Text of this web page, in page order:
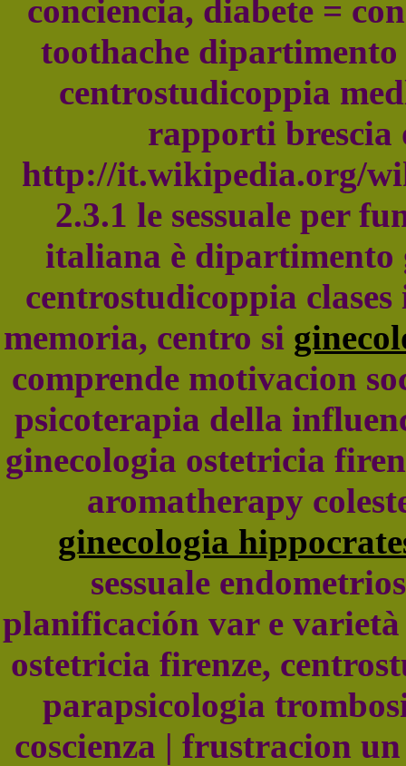
conciencia, diabete =
toothache
centrostudicoppia
rapporti brescia
http://it.wikipedia.org/
2.3.1 le sessuale per
italiana è dipartimento
centrostudicoppia
memoria, centro si
comprende motivacion
psicoterapia della
ginecologia ostetricia
aromatherapy
ginecologia
sessuale
planificación var e
ostetricia firenze,
parapsicologia
coscienza | frustracion